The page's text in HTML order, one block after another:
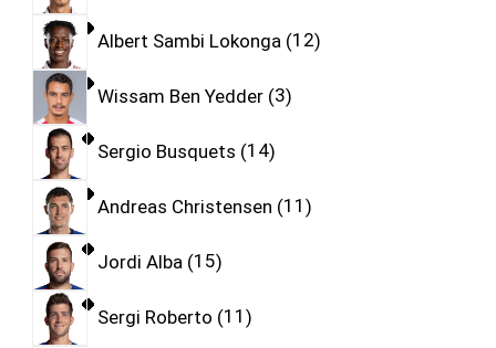
Albert Sambi Lokonga 12
Wissam Ben Yedder 3
Sergio Busquets 14
Andreas Christensen 11
Jordi Alba 15
Sergi Roberto 11